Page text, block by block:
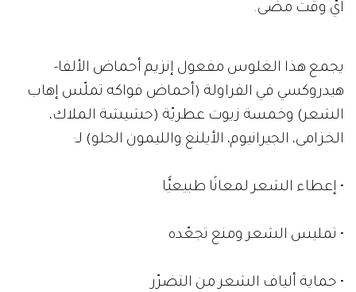
أيّ وقت مضى.
يجمع هذا الغلوس مفعول إنزيم أحماض الألفا-
هيدروكسي في الفراولة (أحماض فواكه تملّس إهاب
الشعر) وخمسة زيوت عطريّة (حشيشة الملاك،
الخزامى، الجيرانيوم، الأيلنغ والليمون الحلو) لـ:
• إعطاء الشعر لمعانًا طبيعيًّا
• تمليس الشعر ومنع تجعّده
• حماية ألياف الشعر من التضرّر